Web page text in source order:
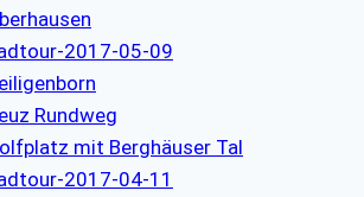
2017-05-09
Rundweg
mit Berghäuser Tal
2017-04-11